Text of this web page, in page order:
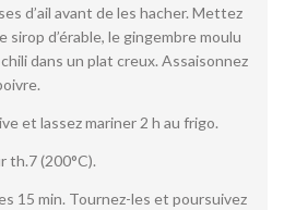
d’ail avant de les hacher. Mettez
sirop d’érable, le gingembre moulu
dans un plat creux. Assaisonnez
et lassez mariner 2 h au frigo.
th.7 (200°C).
15 min. Tournez-les et poursuivez